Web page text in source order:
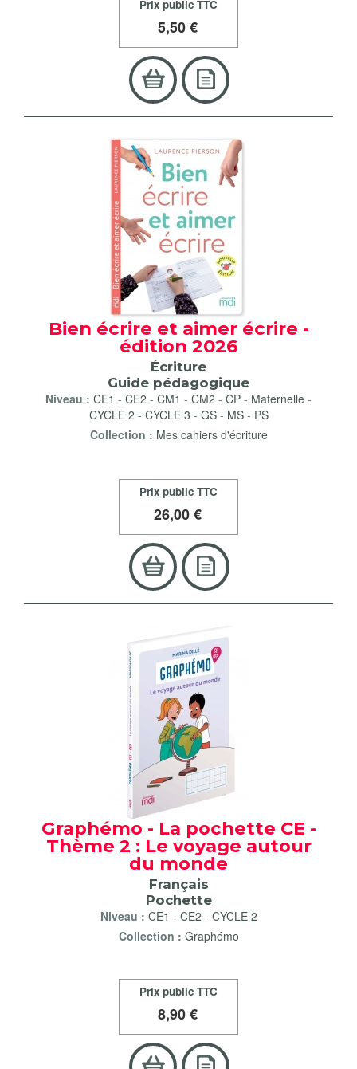
Prix public TTC
5,50 €
Bien écrire et aimer écrire -
édition 2026
Écriture
Guide pédagogique
Niveau : CE1 - CE2 - CM1 - CM2 - CP - Maternelle -
CYCLE 2 - CYCLE 3 - GS- MS- PS
Collection : Mes cahiers d'écriture
Prix public TTC
26,00 €
Graphémo - La pochette CE -
Thème 2 : Le voyage autour
du monde
Français
Pochette
Niveau : CE1 - CE2 - CYCLE 2
Collection : Graphémo
Prix public TTC
8,90 €